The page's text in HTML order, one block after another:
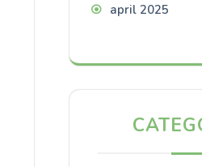
april 2025